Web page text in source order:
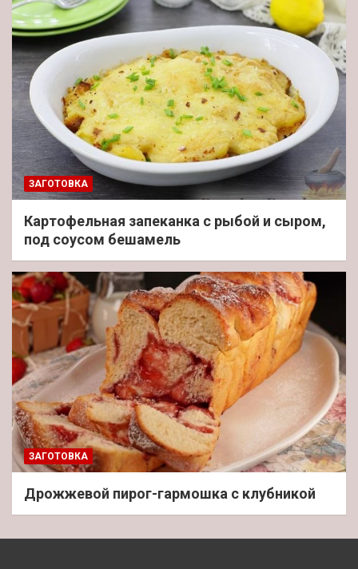
ЗАГОТОВКА
Картофельная запеканка с рыбой и сыром,
под соусом бешамель
ЗАГОТОВКА
Дрожжевой пирог-гармошка с клубникой